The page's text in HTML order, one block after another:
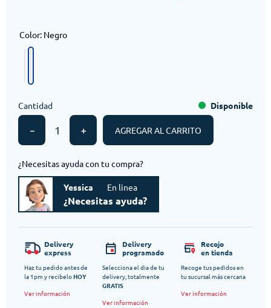
Color: Negro
Cantidad
＋
－
Disponible
AGREGAR AL CARRITO
¿Necesitas ayuda con tu compra?
Yessica En linea
¿Necesitas ayuda?
Delivery
express
Haz tu pedido antes de
la 1pm y recibeloHOY
Ver información
Delivery
programado
Selecciona el dia de tu
delivery, totalmente
GRATIS
Ver información
Recojo
en tienda
Recoge tus pedidos en
tu sucursal más cercana
Ver información